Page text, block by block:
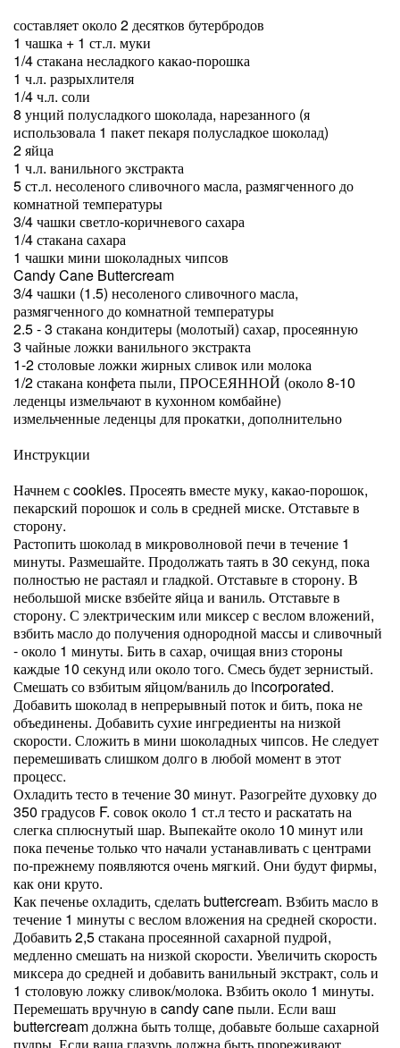
составляет около 2 десятков бутербродов
1 чашка + 1 ст.л. муки
1/4 стакана несладкого какао-порошка
1 ч.л. разрыхлителя
1/4 ч.л. соли
8 унций полусладкого шоколада, нарезанного (я
использовала 1 пакет пекаря полусладкое шоколад)
2 яйца
1 ч.л. ванильного экстракта
5 ст.л. несоленого сливочного масла, размягченного до
комнатной температуры
3/4 чашки светло-коричневого сахара
1/4 стакана сахара
1 чашки мини шоколадных чипсов
Candy Cane Buttercream
3/4 чашки (1.5) несоленого сливочного масла,
размягченного до комнатной температуры
2.5 - 3 стакана кондитеры (молотый) сахар, просеянную
3 чайные ложки ванильного экстракта
1-2 столовые ложки жирных сливок или молока
1/2 стакана конфета пыли, ПРОСЕЯННОЙ (около 8-10
леденцы измельчают в кухонном комбайне)
измельченные леденцы для прокатки, дополнительно
Инструкции
Начнем с cookies. Просеять вместе муку, какао-порошок,
пекарский порошок и соль в средней миске. Отставьте в
сторону.
Растопить шоколад в микроволновой печи в течение 1
минуты. Размешайте. Продолжать таять в 30 секунд, пока
полностью не растаял и гладкой. Отставьте в сторону. В
небольшой миске взбейте яйца и ваниль. Отставьте в
сторону. С электрическим или миксер с веслом вложений,
взбить масло до получения однородной массы и сливочный
- около 1 минуты. Бить в сахар, очищая вниз стороны
каждые 10 секунд или около того. Смесь будет зернистый.
Смешать со взбитым яйцом/ваниль до incorporated.
Добавить шоколад в непрерывный поток и бить, пока не
объединены. Добавить сухие ингредиенты на низкой
скорости. Сложить в мини шоколадных чипсов. Не следует
перемешивать слишком долго в любой момент в этот
процесс.
Охладить тесто в течение 30 минут. Разогрейте духовку до
350 градусов F. совок около 1 ст.л тесто и раскатать на
слегка сплюснутый шар. Выпекайте около 10 минут или
пока печенье только что начали устанавливать с центрами
по-прежнему появляются очень мягкий. Они будут фирмы,
как они круто.
Как печенье охладить, сделать buttercream. Взбить масло в
течение 1 минуты с веслом вложения на средней скорости.
Добавить 2,5 стакана просеянной сахарной пудрой,
медленно смешать на низкой скорости. Увеличить скорость
миксера до средней и добавить ванильный экстракт, соль и
1 столовую ложку сливок/молока. Взбить около 1 минуты.
Перемешать вручную в candy cane пыли. Если ваш
buttercream должна быть толще, добавьте больше сахарной